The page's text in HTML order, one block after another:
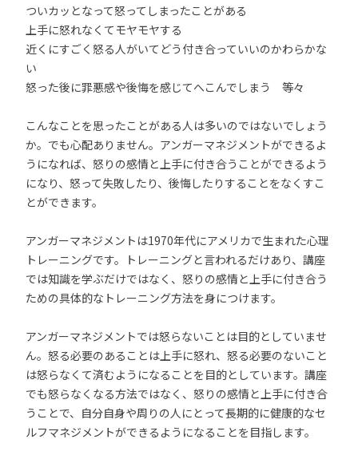
ついカッとなって怒ってしまったことがある
上手に怒れなくてモヤモヤする
近くにすごく怒る人がいてどう付き合っていいのかわらかな
い
怒った後に罪悪感や後悔を感じてへこんでしまう 等々
こんなことを思ったことがある人は多いのではないでしょう
か。でも心配ありません。アンガーマネジメントができるよ
うになれば、怒りの感情と上手に付き合うことができるよう
になり、怒って失敗したり、後悔したりすることをなくすこ
とができます。
アンガーマネジメントは1970年代にアメリカで生まれた心理
トレーニングです。トレーニングと言われるだけあり、講座
では知識を学ぶだけではなく、怒りの感情と上手に付き合う
ための具体的なトレーニング方法を身につけます。
アンガーマネジメントでは怒らないことは目的としていませ
ん。怒る必要のあることは上手に怒れ、怒る必要のないこと
は怒らなくて済むようになることを目的としています。講座
でも怒らなくなる方法ではなく、怒りの感情と上手に付き合
うことで、自分自身や周りの人にとって長期的に健康的なセ
ルフマネジメントができるようになることを目指します。